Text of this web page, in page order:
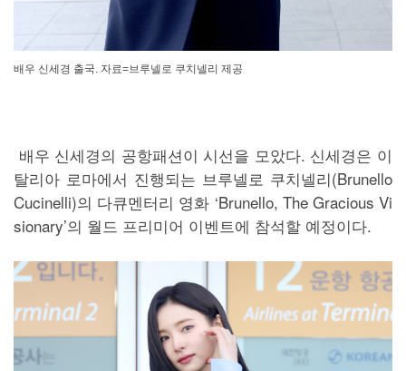
배우 신세경 출국. 자료=브루넬로 쿠치넬리 제공
배우 신세경의 공항패션이 시선을 모았다. 신세경은 이
탈리아 로마에서 진행되는 브루넬로 쿠치넬리(Brunello
Cucinelli)의 다큐멘터리 영화 ‘Brunello, The Gracious Vi
sionary’의 월드 프리미어 이벤트에 참석할 예정이다.